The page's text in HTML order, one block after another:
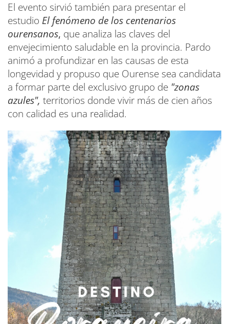
El evento sirvió también para presentar el
estudio El fenómeno de los centenarios
ourensanos, que analiza las claves del
envejecimiento saludable en la provincia. Pardo
animó a profundizar en las causas de esta
longevidad y propuso que Ourense sea candidata
a formar parte del exclusivo grupo de "zonas
azules", territorios donde vivir más de cien años
con calidad es una realidad.